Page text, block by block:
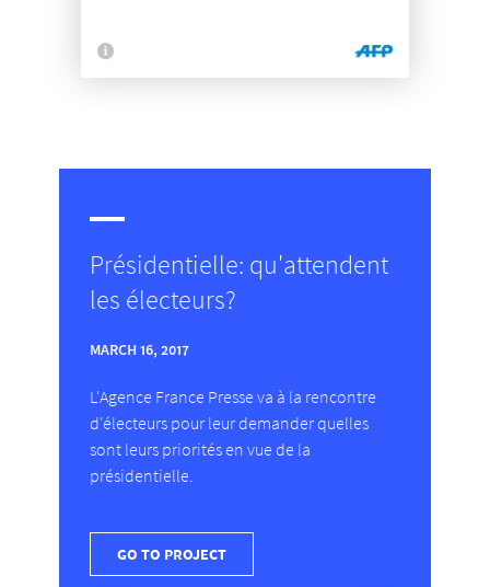
Présidentielle: qu'attendent
les électeurs?
MARCH 16, 2017
L'Agence France Presse va à la rencontre
d'électeurs pour leur demander quelles
sont leurs priorités en vue de la
présidentielle.
GO TO PROJECT